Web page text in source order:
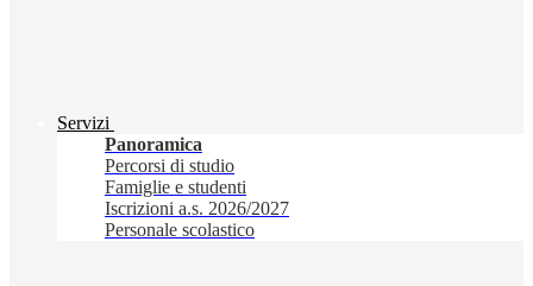
Servizi
Panoramica
Percorsi di studio
Famiglie e studenti
Iscrizioni a.s. 2026/2027
Personale scolastico